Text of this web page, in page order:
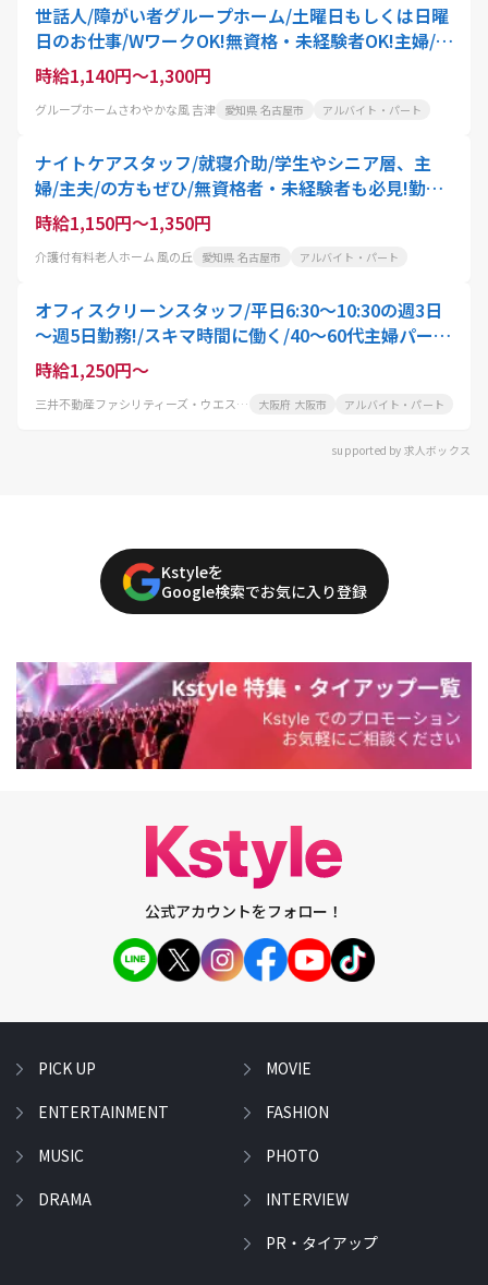
世話人/障がい者グループホーム/土曜日もしくは日曜
日のお仕事/WワークOK!無資格・未経験者OK!主婦/主
夫/学生・シニアの方にもオススメ
時給1,140円～1,300円
グループホームさわやかな風 吉津 愛知県 名古屋市 アルバイト・パート
ナイトケアスタッフ/就寝介助/学生やシニア層、主
婦/主夫/の方もぜひ/無資格者・未経験者も必見!勤務
は週3日～OK、16:00～21:00の間で応相談
時給1,150円～1,350円
介護付有料老人ホーム 風の丘 愛知県 名古屋市 アルバイト・パート
オフィスクリーンスタッフ/平日6:30～10:30の週3日
～週5日勤務!/スキマ時間に働く/40～60代主婦パート
活躍中
時給1,250円～
三井不動産ファシリティーズ・ウエスト株式会社 大阪府 大阪市 アルバイト・パート
supported by 求人ボックス
Kstyleを
Google検索でお気に入り登録
公式アカウントをフォロー！
PICK UP
ENTERTAINMENT
MUSIC
DRAMA
MOVIE
FASHION
PHOTO
INTERVIEW
PR・タイアップ